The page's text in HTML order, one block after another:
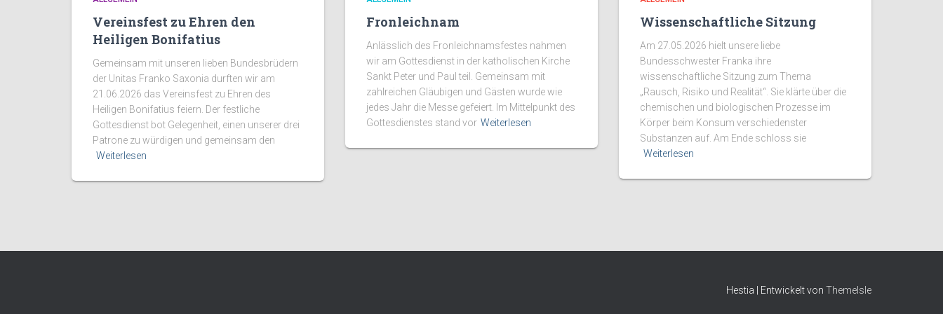
Vereinsfest zu Ehren den
Heiligen Bonifatius
Gemeinsam mit unseren lieben Bundesbrüdern
der Unitas Franko Saxonia durften wir am
21.06.2026 das Vereinsfest zu Ehren des
Heiligen Bonifatius feiern. Der festliche
Gottesdienst bot Gelegenheit, einen unserer drei
Patrone zu würdigen und gemeinsam den
Weiterlesen
Fronleichnam
Anlässlich des Fronleichnamsfestes nahmen
wir am Gottesdienst in der katholischen Kirche
Sankt Peter und Paul teil. Gemeinsam mit
zahlreichen Gläubigen und Gästen wurde wie
jedes Jahr die Messe gefeiert. Im Mittelpunkt des
Gottesdienstes stand vor Weiterlesen
Wissenschaftliche Sitzung
Am 27.05.2026 hielt unsere liebe
Bundesschwester Franka ihre
wissenschaftliche Sitzung zum Thema
„Rausch, Risiko und Realität“. Sie klärte über die
chemischen und biologischen Prozesse im
Körper beim Konsum verschiedenster
Substanzen auf. Am Ende schloss sie
Weiterlesen
Hestia | Entwickelt von ThemeIsle